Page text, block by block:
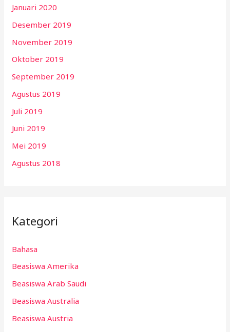
Januari 2020
Desember 2019
November 2019
Oktober 2019
September 2019
Agustus 2019
Juli 2019
Juni 2019
Mei 2019
Agustus 2018
Kategori
Bahasa
Beasiswa Amerika
Beasiswa Arab Saudi
Beasiswa Australia
Beasiswa Austria